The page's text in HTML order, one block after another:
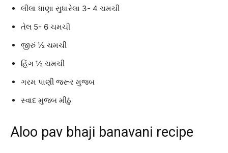
લીલા ધાણા સુધારેલા 3- 4 ચમચી
તેલ 5- 6 ચમચી
જીરું ½ ચમચી
હિંગ ½ ચમચી
ગરમ પાણી જરૂર મુજબ
સ્વાદ મુજબ મીઠું
Aloo pav bhaji banavani recipe